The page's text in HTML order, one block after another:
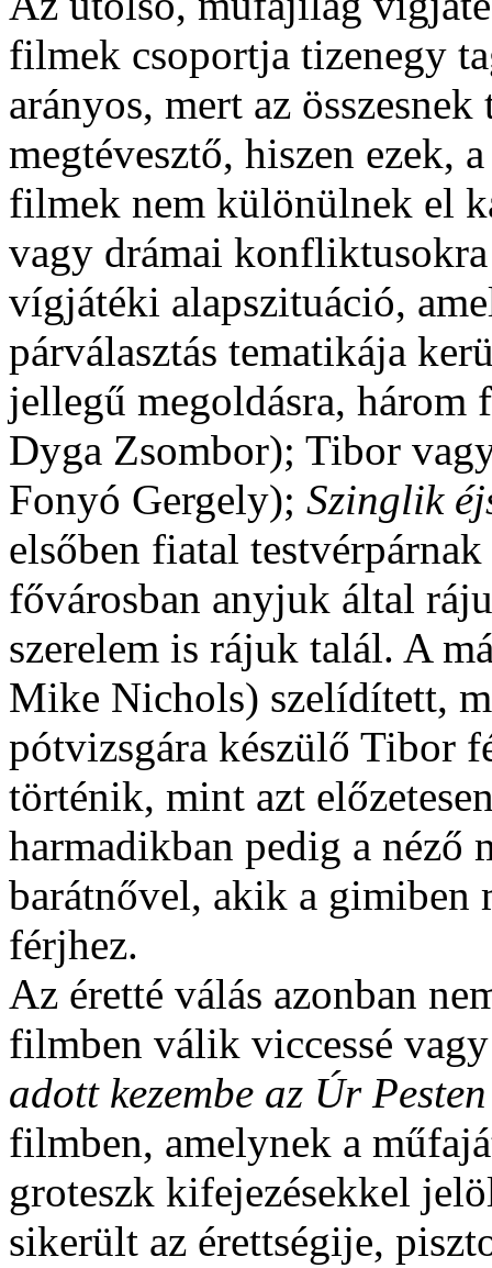
filmek csoportja tizenegy
arányos, mert az
megtévesztő, hiszen ezek,
filmek nem különülnek el
vagy drámai
vígjátéki alapszituáció,
párválasztás tematikája
jellegű megoldásra,
Dyga Zsombor); Tibor
Fonyó Gergely); Szinglik
elsőben fiatal
fővárosban anyjuk által
szerelem is rájuk talál. A
Mike Nichols) szelídített,
pótvizsgára készülő Tibor
történik, mint azt
harmadikban pedig a néző
barátnővel, akik a gimiben
férjhez.
Az éretté válás azonban
filmben válik viccessé
adott kezembe az Úr Pesten
filmben, amelynek a
groteszk kifejezésekkel
sikerült az érettségije,